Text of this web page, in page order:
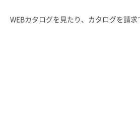
WEBカタログを見たり、カタログを請求